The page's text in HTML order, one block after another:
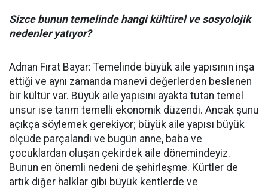
Sizce bunun temelinde hangi kültürel ve sosyolojik
nedenler yatıyor?
Adnan Fırat Bayar: Temelinde büyük aile yapısının inşa
ettiği ve aynı zamanda manevi değerlerden beslenen
bir kültür var. Büyük aile yapısını ayakta tutan temel
unsur ise tarım temelli ekonomik düzendi. Ancak şunu
açıkça söylemek gerekiyor; büyük aile yapısı büyük
ölçüde parçalandı ve bugün anne, baba ve
çocuklardan oluşan çekirdek aile dönemindeyiz.
Bunun en önemli nedeni de şehirleşme. Kürtler de
artık diğer halklar gibi büyük kentlerde ve